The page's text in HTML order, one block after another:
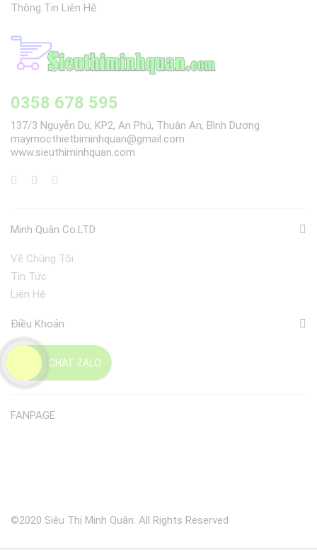
CHAT ZALO
Thông Tin Liên Hệ
0358 678 595
137/3 Nguyễn Du, KP2, An Phú, Thuận An, Bình Dương
maymocthietbiminhquan@gmail.com
www.sieuthiminhquan.com
Minh Quân Co.LTD
Về Chúng Tôi
Tin Tức
Liên Hệ
Điều Khoản
Giao Nhận
Đổi Trả
FANPAGE
©2020 Siêu Thị Minh Quân. All Rights Reserved